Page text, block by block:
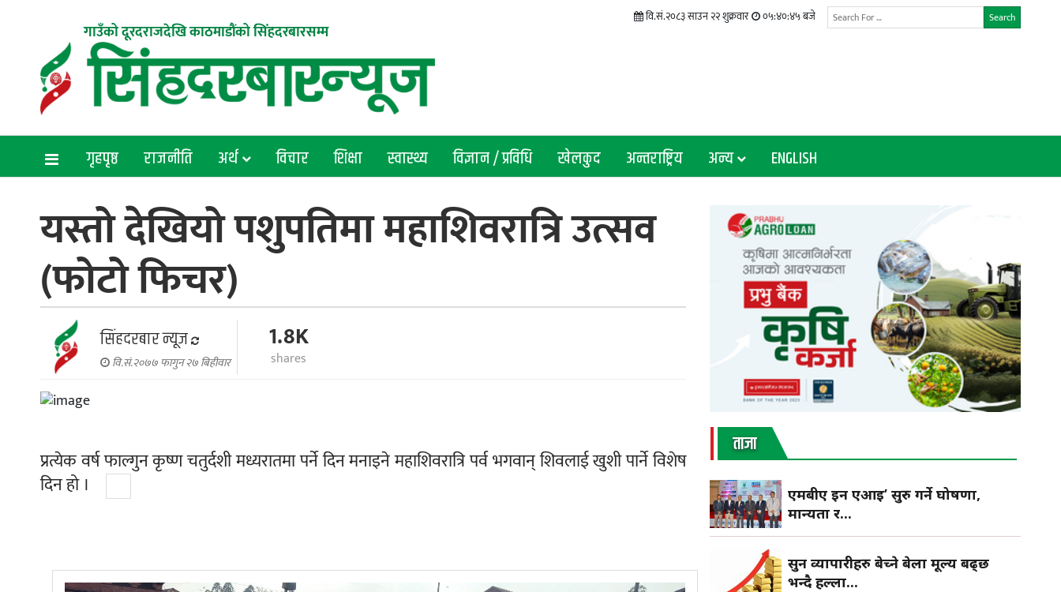
गाउँको दूरदराजदेखि काठमाडौंको सिंहदरबारसम्म
Search
वि.सं.२०८३ साउन २२ शुक्रवार ०५:४०:४६ बजे
गृहपृष्ठ राजनीति अर्थ विचार शिक्षा स्वास्थ्य विज्ञान / प्रविधि खेलकुद अन्तराष्ट्रिय अन्य ENGLISH
यस्तो देखियो पशुपतिमा महाशिवरात्रि उत्सव
(फोटो फिचर)
सिंहदरबार न्यूज
वि.सं.२०७७ फागुन २७ बिहीवार
1.8K
shares
प्रत्येक वर्ष फाल्गुन कृष्ण चतुर्दशी मध्यरातमा पर्ने दिन मनाइने महाशिवरात्रि पर्व भगवान् शिवलाई खुशी पार्ने विशेष
दिन हो ।
ताजा
एमबीए इन एआई’ सुरु गर्ने घोषणा,
मान्यता र...
सुन व्यापारीहरु बेच्ने बेला मूल्य बढ्छ
भन्दै हल्ला...